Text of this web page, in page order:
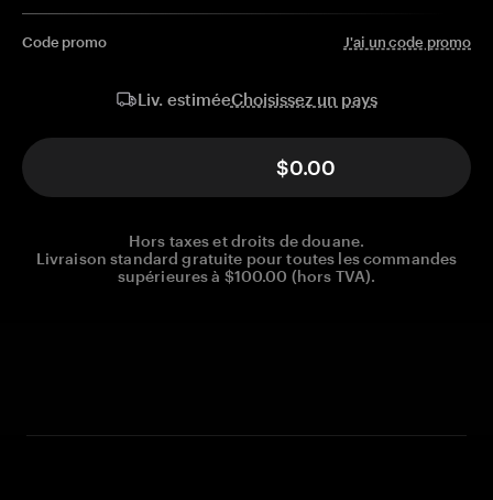
Code promo J'ai un code promo
Liv. estiméeChoisissez un pays
$0.00
Hors taxes et droits de douane.
Livraison standard gratuite pour toutes les commandes
supérieures à $100.00 (hors TVA).